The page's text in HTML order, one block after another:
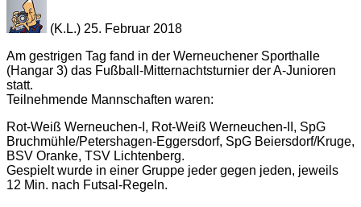
(K.L.) 25. Februar 2018
Am gestrigen Tag fand in der Werneuchener Sporthalle
(Hangar 3) das Fußball-Mitternachtsturnier der A-Junioren
statt.
Teilnehmende Mannschaften waren:
Rot-Weiß Werneuchen-I, Rot-Weiß Werneuchen-II, SpG
Bruchmühle/Petershagen-Eggersdorf, SpG Beiersdorf/Kruge,
BSV Oranke, TSV Lichtenberg.
Gespielt wurde in einer Gruppe jeder gegen jeden, jeweils
12 Min. nach Futsal-Regeln.